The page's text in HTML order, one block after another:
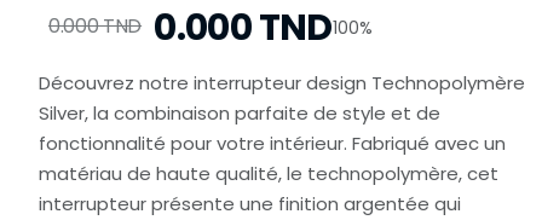
0.000 TND 0.000 TND100%
Découvrez notre interrupteur design Technopolymère
Silver, la combinaison parfaite de style et de
fonctionnalité pour votre intérieur. Fabriqué avec un
matériau de haute qualité, le technopolymère, cet
interrupteur présente une finition argentée qui